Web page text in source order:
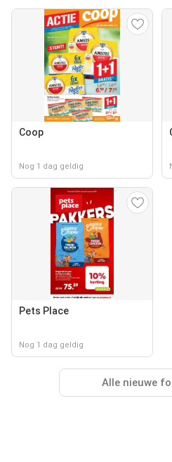
Coop
Nog 1 dag geldig
Pets Place
Nog 1 dag geldig
Alle nieuwe